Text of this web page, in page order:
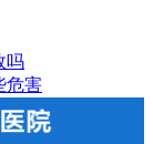
吗
危害